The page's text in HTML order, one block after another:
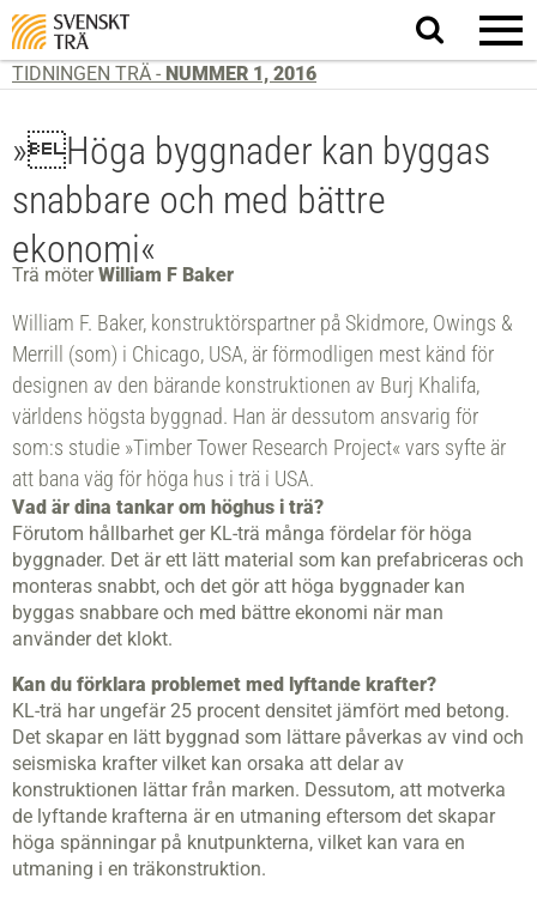
Sök
på
TIDNINGEN TRÄ - NUMMER 1, 2016
»Höga byggnader kan byggas
snabbare och med bättre
ekonomi«
Trä möterWilliam F Baker
William F. Baker, konstruktörspartner på Skidmore, Owings &
Merrill (som) i Chicago, USA, är förmodligen mest känd för
designen av den bärande konstruktionen av Burj Khalifa,
världens högsta byggnad. Han är dessutom ansvarig för
som:s studie »Timber Tower Research Project« vars syfte är
att bana väg för höga hus i trä i USA.
Vad är dina tankar om höghus i trä?
Förutom hållbarhet ger KL-trä många fördelar för höga
byggnader. Det är ett lätt material som kan prefabriceras och
monteras snabbt, och det gör att höga byggnader kan
byggas snabbare och med bättre ekonomi när man
använder det klokt.
Kan du förklara problemet med lyftande krafter?
KL-trä har ungefär 25 procent densitet jämfört med betong.
Det skapar en lätt byggnad som lättare påverkas av vind och
seismiska krafter vilket kan orsaka att delar av
konstruktionen lättar från marken. Dessutom, att motverka
de lyftande krafterna är en utmaning eftersom det skapar
höga spänningar på knutpunkterna, vilket kan vara en
utmaning i en träkonstruktion.